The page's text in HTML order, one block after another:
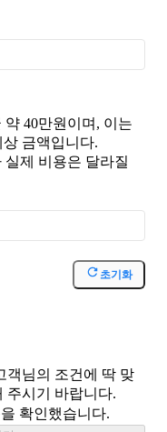
약 40만원이며, 이는
금액입니다.
실제 비용은 달라질
초기화
객님의 조건에 딱 맞
주시기 바랍니다.
확인했습니다.